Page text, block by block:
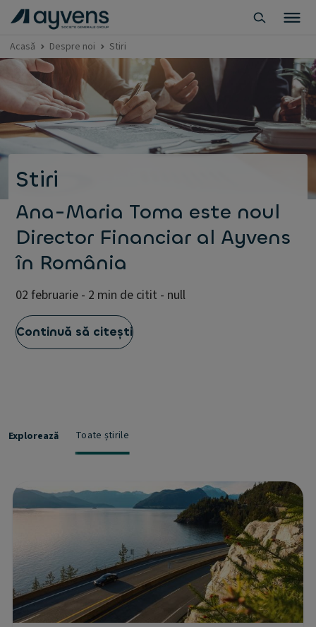
Acasă Despre noi Stiri
Stiri
Ana-Maria Toma este noul
Director Financiar al Ayvens
în România
02 februarie - 2 min de citit - null
Continuă să citești
Explorează Toate știrile